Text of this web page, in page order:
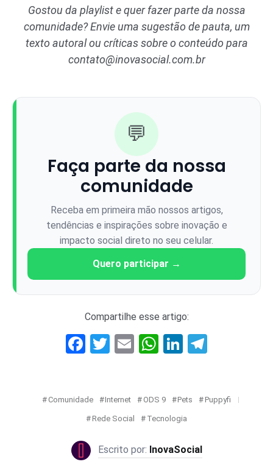
Gostou da playlist e quer fazer parte da nossa
comunidade? Envie uma sugestão de pauta, um
texto autoral ou críticas sobre o conteúdo para
contato@inovasocial.com.br
💬
Faça parte da nossa
comunidade
Receba em primeira mão nossos artigos,
tendências e inspirações sobre inovação e
impacto social direto no seu celular.
Quero participar →
Compartilhe esse artigo:
Facebook
Twitter
EmailWhatsApp
LinkedIn
Comunidade Internet ODS 9 Pets Puppyfi
Rede Social Tecnologia
InovaSocial